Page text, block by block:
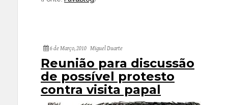
6 de Março, 2010 Miguel Duarte
Reunião para discussão
de possível protesto
contra visita papal